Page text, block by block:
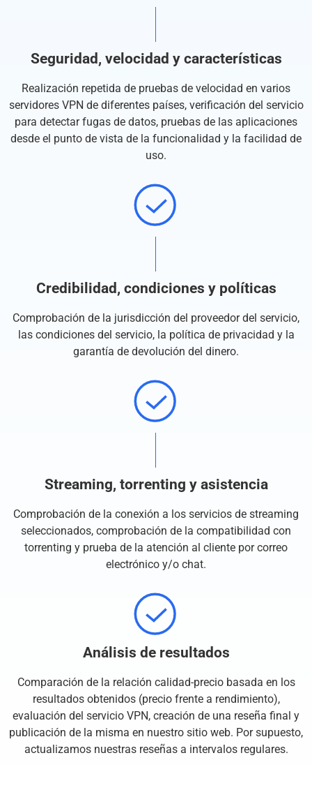
Seguridad, velocidad y características
Realización repetida de pruebas de velocidad en varios
servidores VPN de diferentes países, verificación del servicio
para detectar fugas de datos, pruebas de las aplicaciones
desde el punto de vista de la funcionalidad y la facilidad de
uso.
Credibilidad, condiciones y políticas
Comprobación de la jurisdicción del proveedor del servicio,
las condiciones del servicio, la política de privacidad y la
garantía de devolución del dinero.
Streaming, torrenting y asistencia
Comprobación de la conexión a los servicios de streaming
seleccionados, comprobación de la compatibilidad con
torrenting y prueba de la atención al cliente por correo
electrónico y/o chat.
Análisis de resultados
Comparación de la relación calidad-precio basada en los
resultados obtenidos (precio frente a rendimiento),
evaluación del servicio VPN, creación de una reseña final y
publicación de la misma en nuestro sitio web. Por supuesto,
actualizamos nuestras reseñas a intervalos regulares.